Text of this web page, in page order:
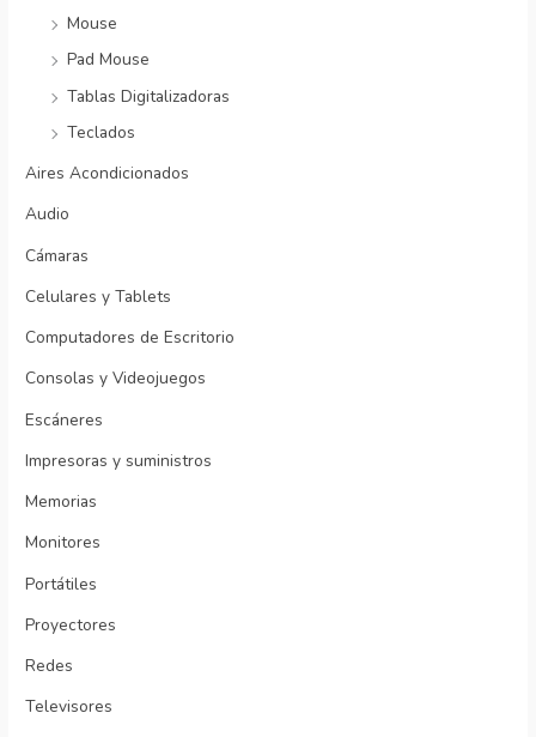
Mouse
Pad Mouse
Tablas Digitalizadoras
Teclados
Aires Acondicionados
Audio
Cámaras
Celulares y Tablets
Computadores de Escritorio
Consolas y Videojuegos
Escáneres
Impresoras y suministros
Memorias
Monitores
Portátiles
Proyectores
Redes
Televisores